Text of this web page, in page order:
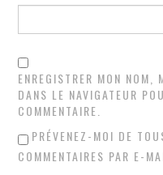
ENREGISTRER MON
DANS LE NAVIGATEUR
COMMENTAIRE.
PRÉVENEZ-MOI DE
COMMENTAIRES PAR E-